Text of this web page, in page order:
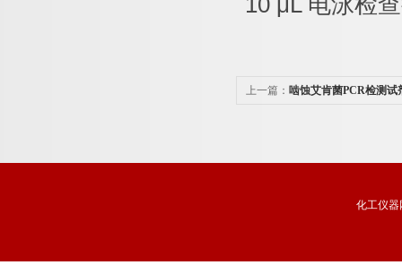
上一篇： 啮蚀艾肯菌PCR检测试
化工仪器